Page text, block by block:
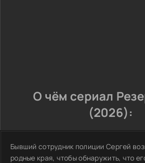
О чём сериал
(2026):
Бывший сотрудник полиции Сергей
родные края, чтобы обнаружить, что